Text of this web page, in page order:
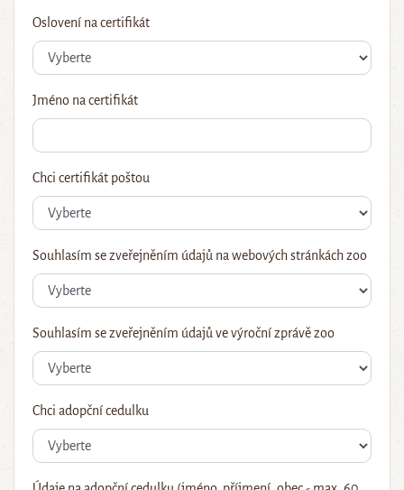
Oslovení na certifikát
Jméno na certifikát
Chci certifikát poštou
Souhlasím se zveřejněním údajů na webových stránkách zoo
Souhlasím se zveřejněním údajů ve výroční zprávě zoo
Chci adopční cedulku